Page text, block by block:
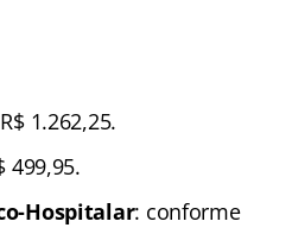
1.262,25.
499,95.
Hospitalar: conforme